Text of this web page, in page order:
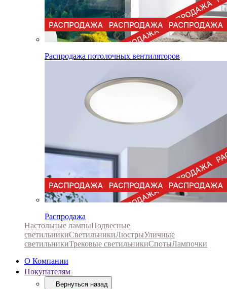
Распродажа потолочных вентиляторов
Распродажа
Настольные лампыПодвесные
светильникиСветильникиЛюстрыУличные
светильникиТрековые светильникиСпотыЛампочки
О Компании
Покупателям
Вернуться назад